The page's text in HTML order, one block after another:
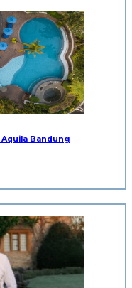
Aquila Bandung